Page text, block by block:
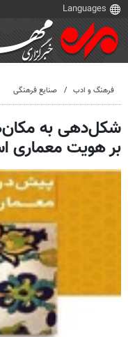
فرهنگ و ادب صنایع فرهنگی
شکل‌دهی به
بر هویت معماری